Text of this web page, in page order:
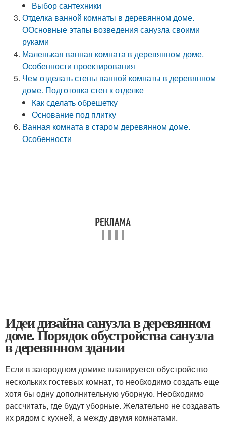
Выбор сантехники
Отделка ванной комнаты в деревянном доме.
ООсновные этапы возведения санузла своими
руками
Маленькая ванная комната в деревянном доме.
Особенности проектирования
Чем отделать стены ванной комнаты в деревянном
доме. Подготовка стен к отделке
Как сделать обрешетку
Основание под плитку
Ванная комната в старом деревянном доме.
Особенности
Идеи дизайна санузла в деревянном
доме. Порядок обустройства санузла
в деревянном здании
Если в загородном домике планируется обустройство
нескольких гостевых комнат, то необходимо создать еще
хотя бы одну дополнительную уборную. Необходимо
рассчитать, где будут уборные. Желательно не создавать
их рядом с кухней, а между двумя комнатами.